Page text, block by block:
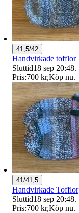
41,5/42
Handvirkade tofflor
Sluttid18 sep 20:48.
Pris:700 kr,Köp nu.
41/41,5
Handvirkade Tofflor
Sluttid18 sep 20:48.
Pris:700 kr,Köp nu.